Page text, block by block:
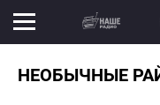
НЕОБЫЧНЫЕ